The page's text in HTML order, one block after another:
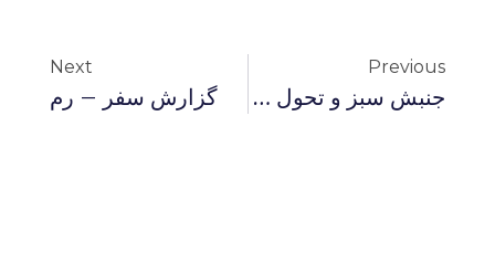
Previous
جنبش سبز و تحول فکر دینی (۲۰۱۰ – ۲۰۰۹)
Next
گزارش سفر – رم